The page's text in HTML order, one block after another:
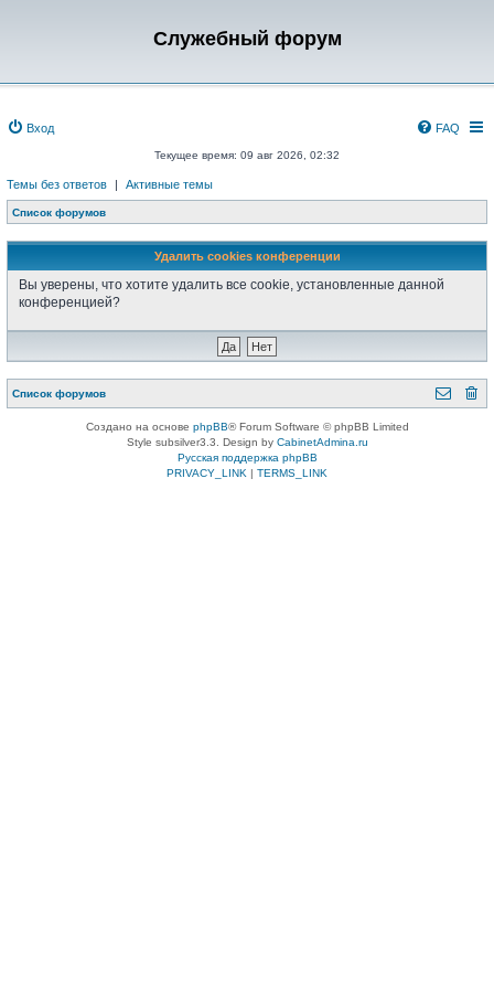
Служебный форум
Вход FAQ
Текущее время: 09 авг 2026, 02:32
Темы без ответов | Активные темы
Список форумов
Удалить cookies конференции
Вы уверены, что хотите удалить все cookie, установленные данной
конференцией?
Список форумов
Создано на основе phpBB® Forum Software © phpBB Limited
Style subsilver3.3. Design by CabinetAdmina.ru
Русская поддержка phpBB
PRIVACY_LINK | TERMS_LINK